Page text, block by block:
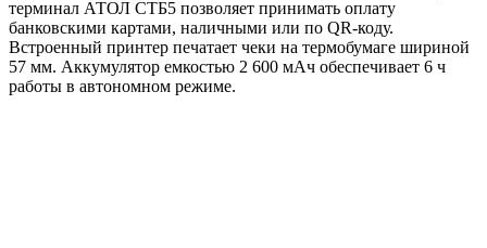
терминал АТОЛ СТБ5 позволяет принимать оплату
банковскими картами, наличными или по QR-коду.
Встроенный принтер печатает чеки на термобумаге шириной
57 мм. Аккумулятор емкостью 2 600 мАч обеспечивает 6 ч
работы в автономном режиме.